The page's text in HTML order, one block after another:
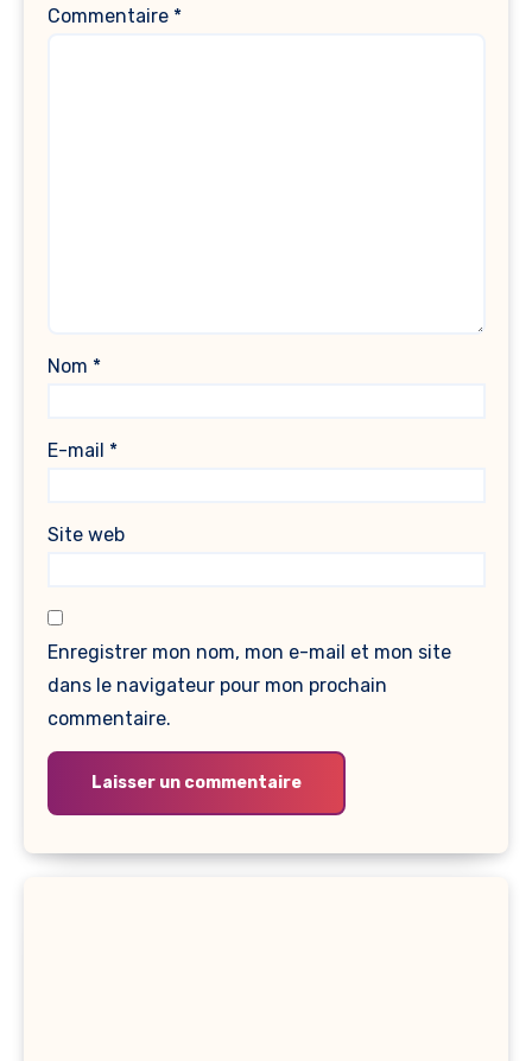
Commentaire *
Nom *
E-mail *
Site web
Enregistrer mon nom, mon e-mail et mon site
dans le navigateur pour mon prochain
commentaire.